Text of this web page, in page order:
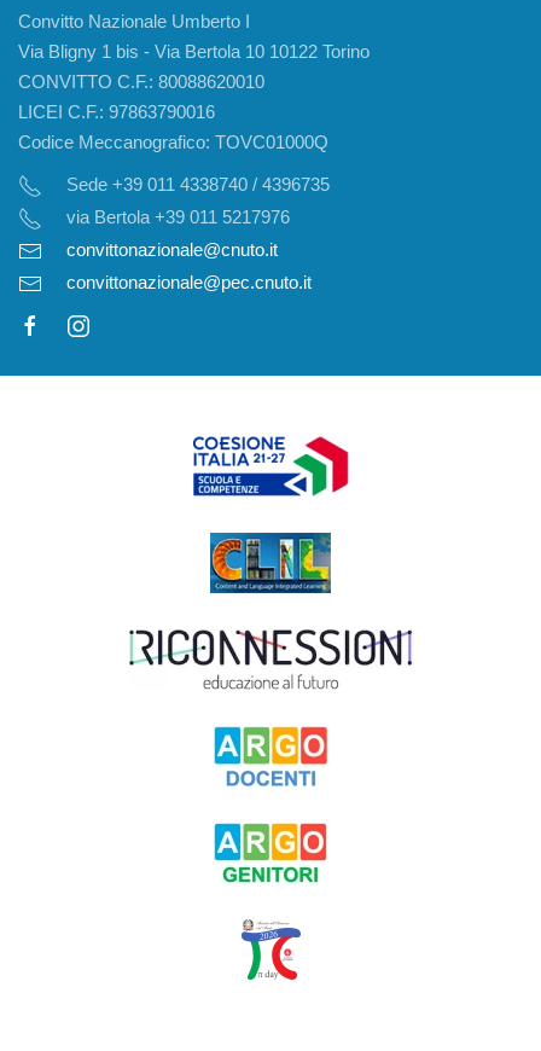
Convitto Nazionale Umberto I
Via Bligny 1 bis - Via Bertola 10 10122 Torino
CONVITTO C.F.: 80088620010
LICEI C.F.: 97863790016
Codice Meccanografico: TOVC01000Q
Sede +39 011 4338740 / 4396735
via Bertola +39 011 5217976
convittonazionale@cnuto.it
convittonazionale@pec.cnuto.it